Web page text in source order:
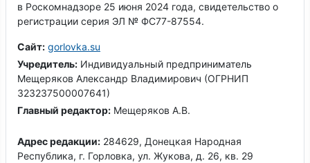
в Роскомнадзоре 25 июня 2024 года, свидетельство о
регистрации серия ЭЛ № ФС77-87554.
Сайт: gorlovka.su
Учредитель: Индивидуальный предприниматель
Мещеряков Александр Владимирович (ОГРНИП
323237500007641)
Главный редактор: Мещеряков А.В.
Адрес редакции: 284629, Донецкая Народная
Республика, г. Горловка, ул. Жукова, д. 26, кв. 29